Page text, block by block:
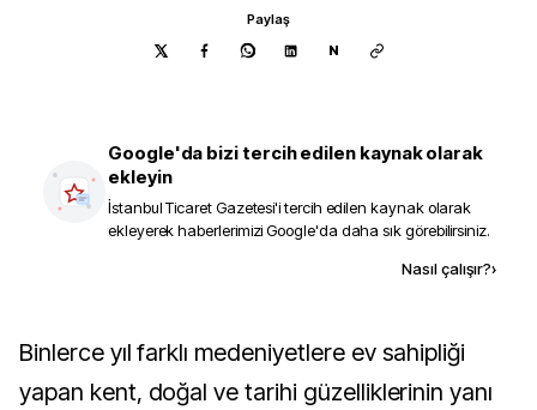
Paylaş
N
Google'da bizi tercih edilen kaynak olarak
ekleyin
İstanbul Ticaret Gazetesi'i tercih edilen kaynak olarak
ekleyerek haberlerimizi Google'da daha sık görebilirsiniz.
Nasıl çalışır?›
Binlerce yıl farklı medeniyetlere ev sahipliği
yapan kent, doğal ve tarihi güzelliklerinin yanı